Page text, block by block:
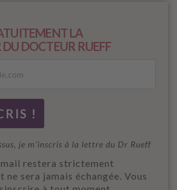
LA
DOCTEUR RUEFF
je m'inscris à la lettre du Dr Rueff
restera strictement
sera jamais échangée. Vous